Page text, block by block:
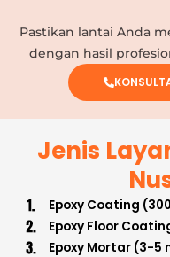
Pastikan lantai Anda
dengan hasil
Jenis
Epoxy Coating
Epoxy Floor
Epoxy Mortar (3-5